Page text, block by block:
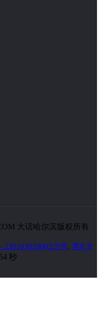
大话哈尔滨版权所有
号. 黑ICP
秒